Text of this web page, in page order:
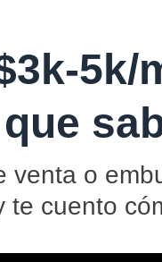
5k/
venta o
te cuento